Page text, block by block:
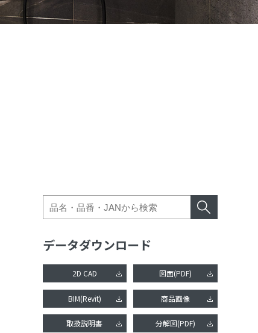
データダウンロード
2D CAD 図面(PDF)
BIM(Revit) 商品画像
取扱説明書 分解図(PDF)